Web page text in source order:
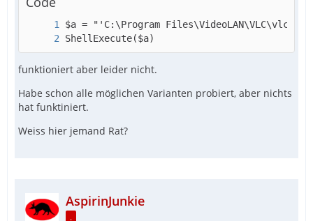
ShellExecute($a)
funktioniert aber leider nicht.
Habe schon alle möglichen Varianten probiert, aber nichts
hat funktiniert.
Weiss hier jemand Rat?
AspirinJunkie
.